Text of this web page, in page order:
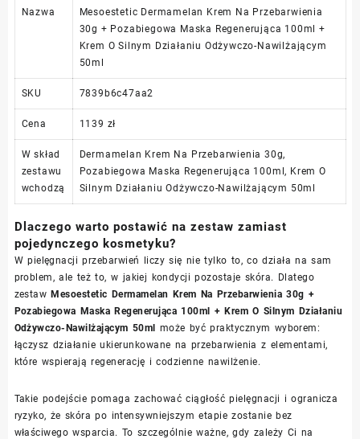
Nazwa
Mesoestetic Dermamelan Krem Na Przebarwienia
30g + Pozabiegowa Maska Regenerująca 100ml +
Krem O Silnym Działaniu Odżywczo-Nawilżającym
50ml
SKU 7839b6c47aa2
Cena 1139 zł
W skład
zestawu
wchodzą
Dermamelan Krem Na Przebarwienia 30g,
Pozabiegowa Maska Regenerująca 100ml, Krem O
Silnym Działaniu Odżywczo-Nawilżającym 50ml
Dlaczego warto postawić na zestaw zamiast
pojedynczego kosmetyku?
W pielęgnacji przebarwień liczy się nie tylko to, co działa na sam
problem, ale też to, w jakiej kondycji pozostaje skóra. Dlatego
zestawMesoestetic Dermamelan Krem Na Przebarwienia 30g +
Pozabiegowa Maska Regenerująca 100ml + Krem O Silnym Działaniu
Odżywczo-Nawilżającym 50ml może być praktycznym wyborem:
łączysz działanie ukierunkowane na przebarwienia z elementami,
które wspierają regenerację i codzienne nawilżenie.
Takie podejście pomaga zachować ciągłość pielęgnacji i ogranicza
ryzyko, że skóra po intensywniejszym etapie zostanie bez
właściwego wsparcia. To szczególnie ważne, gdy zależy Ci na